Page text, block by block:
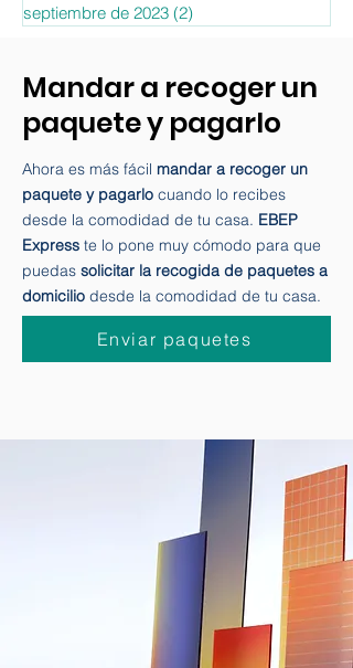
noviembre de 2023 (5)5 entradas
Mandar a recoger un
paquete y pagarlo
Ahora es más fácilmandar a recoger un
paquete y pagarlo cuando lo recibes
desde la comodidad de tu casa.EBEP
Expresste lo pone muy cómodo para que
puedassolicitar la recogida de paquetes a
desde la comodidad de tu casa.